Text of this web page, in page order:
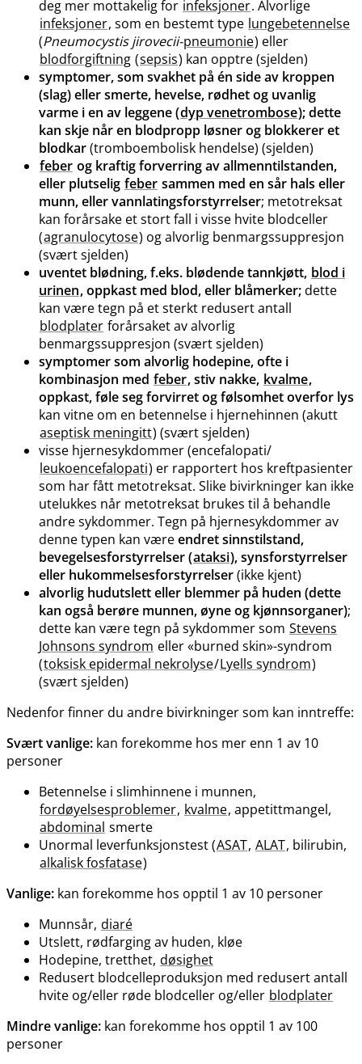
deg mer mottakelig for infeksjoner. Alvorlige
infeksjoner, som en bestemt type lungebetennelse
(Pneumocystis jirovecii-pneumonie) eller
blodforgiftning (sepsis) kan opptre (sjelden)
symptomer, som svakhet på én side av kroppen
(slag) eller smerte, hevelse, rødhet og uvanlig
varme i en av leggene (dyp venetrombose); dette
kan skje når en blodpropp løsner og blokkerer et
blodkar(tromboembolisk hendelse) (sjelden)
feber og kraftig forverring av allmenntilstanden,
eller plutselig feber sammen med en sår hals eller
munn, eller vannlatingsforstyrrelser; metotreksat
kan forårsake et stort fall i visse hvite blodceller
(agranulocytose) og alvorlig benmargssuppresjon
(svært sjelden)
uventet blødning, f.eks. blødende tannkjøtt, blod i
urinen, oppkast med blod, eller blåmerker;dette
kan være tegn på et sterkt redusert antall
blodplater forårsaket av alvorlig
benmargssuppresjon (svært sjelden)
symptomer som alvorlig hodepine, ofte i
kombinasjon med feber, stiv nakke, kvalme,
oppkast, føle seg forvirret og følsomhet overfor lys
kan vitne om en betennelse i hjernehinnen (akutt
aseptisk meningitt) (svært sjelden)
visse hjernesykdommer (encefalopati​/​
leukoencefalopati) er rapportert hos kreftpasienter
som har fått metotreksat. Slike bivirkninger kan ikke
utelukkes når metotreksat brukes til å behandle
andre sykdommer. Tegn på hjernesykdommer av
denne typen kan væreendret sinnstilstand,
bevegelsesforstyrrelser (ataksi), synsforstyrrelser
eller hukommelsesforstyrrelser(ikke kjent)
alvorlig hudutslett eller blemmer på huden (dette
kan også berøre munnen, øyne og kjønnsorganer);
dette kan være tegn på sykdommer som Stevens
Johnsons syndrom eller «burned skin»-syndrom
(toksisk epidermal nekrolyse/Lyells syndrom)
(svært sjelden)
Nedenfor finner du andre bivirkninger som kan inntreffe:
Svært vanlige: kan forekomme hos mer enn 1 av 10
personer
Betennelse i slimhinnene i munnen,
fordøyelsesproblemer, kvalme, appetittmangel,
abdominal smerte
Unormal leverfunksjonstest (ASAT, ALAT, bilirubin,
alkalisk fosfatase)
Vanlige: kan forekomme hos opptil 1 av 10 personer
Munnsår, diaré
Utslett, rødfarging av huden, kløe
Hodepine, tretthet, døsighet
Redusert blodcelleproduksjon med redusert antall
hvite og​/​eller røde blodceller og​/​eller blodplater
Mindre vanlige: kan forekomme hos opptil 1 av 100
personer